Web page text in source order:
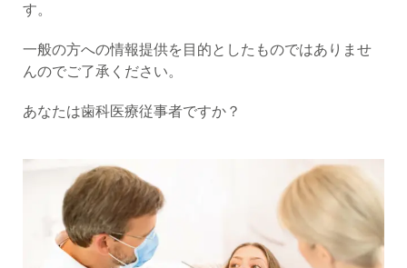
す。
一般の方への情報提供を目的としたものではありませ
んのでご了承ください。
あなたは歯科医療従事者ですか？